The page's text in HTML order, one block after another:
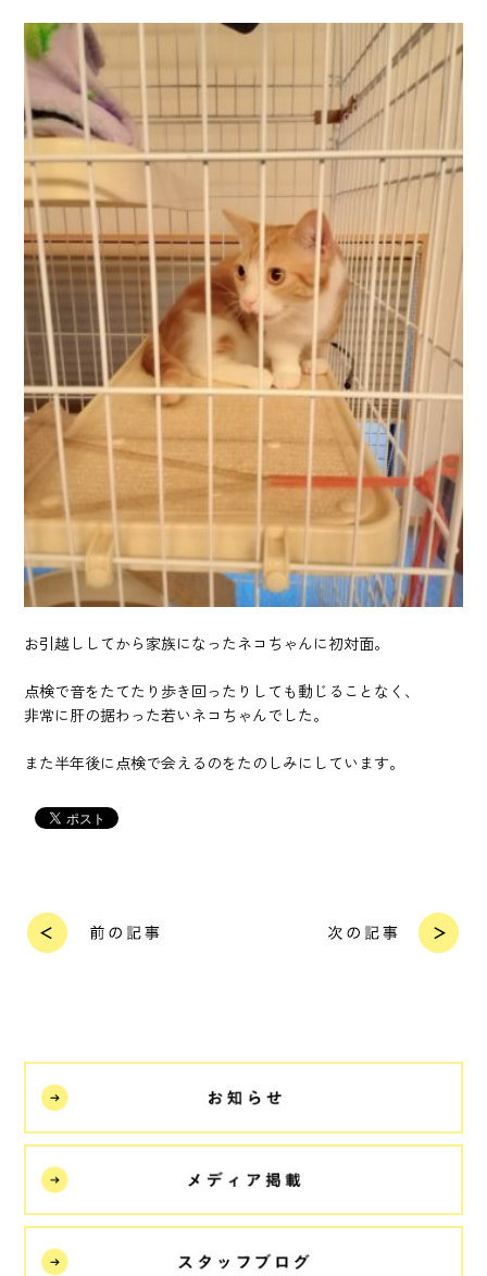
お引越ししてから家族になったネコちゃんに初対面。
点検で音をたてたり歩き回ったりしても動じることなく、
非常に肝の据わった若いネコちゃんでした。
また半年後に点検で会えるのをたのしみにしています。